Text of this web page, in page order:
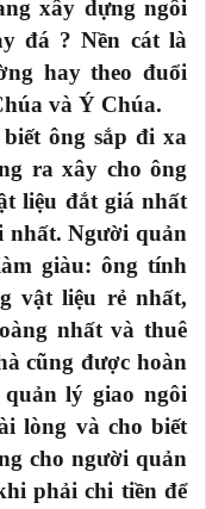
xây dựng ngôi
đá ? Nền cát là
hay theo đuổi
và Ý Chúa.
ông sắp đi xa
ra xây cho ông
liệu đắt giá nhất
nhất. Người quản
giàu: ông tính
vật liệu rẻ nhất,
nhất và thuê
cũng được hoàn
lý giao ngôi
lòng và cho biết
cho người quản
phải chi tiền để